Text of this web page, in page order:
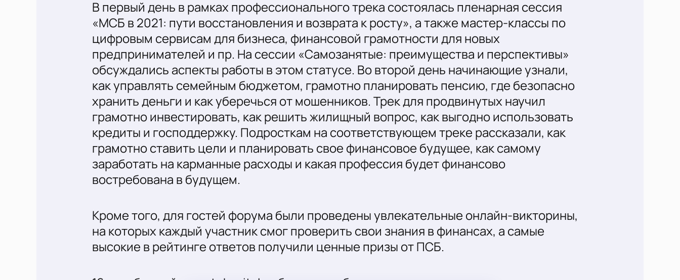
В первый день в рамках профессионального трека состоялась пленарная сессия
«МСБ в 2021: пути восстановления и возврата к росту», а также мастер-классы по
цифровым сервисам для бизнеса, финансовой грамотности для новых
предпринимателей и пр. На сессии «Самозанятые: преимущества и перспективы»
обсуждались аспекты работы в этом статусе. Во второй день начинающие узнали,
как управлять семейным бюджетом, грамотно планировать пенсию, где безопасно
хранить деньги и как уберечься от мошенников. Трек для продвинутых научил
грамотно инвестировать, как решить жилищный вопрос, как выгодно использовать
кредиты и господдержку. Подросткам на соответствующем треке рассказали, как
грамотно ставить цели и планировать свое финансовое будущее, как самому
заработать на карманные расходы и какая профессия будет финансово
востребована в будущем.
Кроме того, для гостей форума были проведены увлекательные онлайн-викторины,
на которых каждый участник смог проверить свои знания в финансах, а самые
высокие в рейтинге ответов получили ценные призы от ПСБ.